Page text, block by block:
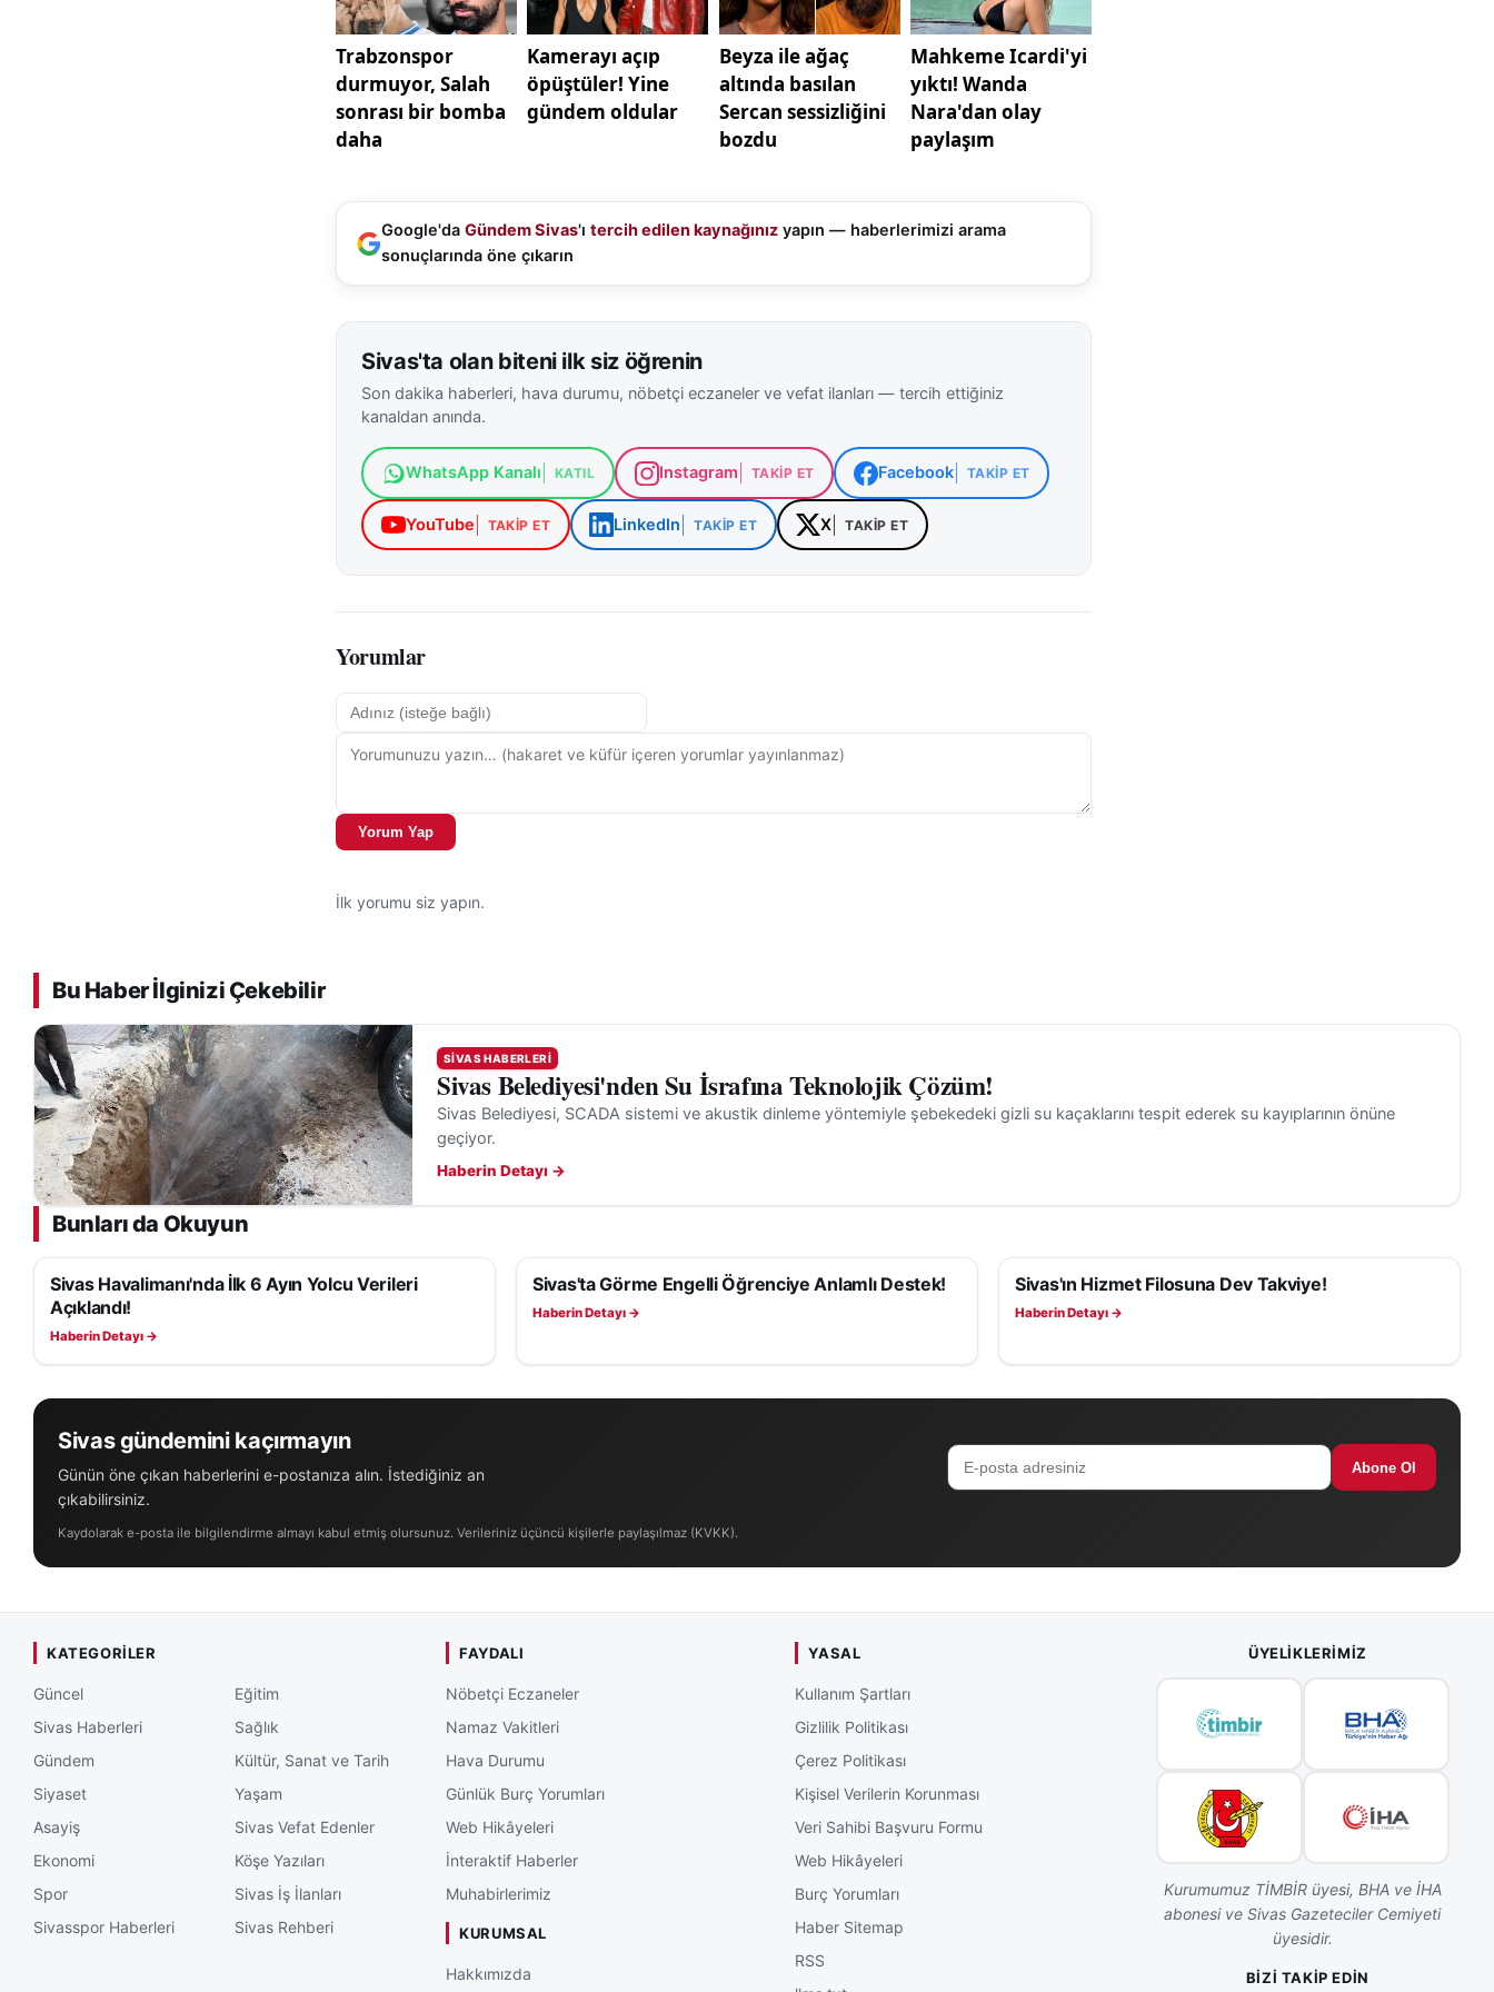
aktarmayı ve tarih bilincini güçlendirmeyi hedefliyor. Bu yönüyle “Karargâh Sivas”,
yalnızca bir anma filmi değil, aynı zamanda bir eğitim aracı olarak da öne çıkıyor.
Google'da Gündem Sivas'ı tercih edilen kaynağınız yapın — haberlerimizi arama
sonuçlarında öne çıkarın
Sivas'ta olan biteni ilk siz öğrenin
Son dakika haberleri, hava durumu, nöbetçi eczaneler ve vefat ilanları — tercih ettiğiniz
kanaldan anında.
WhatsApp Kanalı KATIL Instagram TAKIP ET Facebook TAKIP ET
YouTube TAKIP ET LinkedIn TAKIP ET X TAKIP ET
Yorumlar
Yorum Yap
İlk yorumu siz yapın.
Bu Haber İlginizi Çekebilir
SIVAS HABERLERI
Sivas Belediyesi'nden Su İsrafına Teknolojik Çözüm!
Sivas Belediyesi, SCADA sistemi ve akustik dinleme yöntemiyle şebekedeki gizli su kaçaklarını tespit ederek su kayıplarının önüne
geçiyor.
Haberin Detayı →
Bunları da Okuyun
SIVAS HABERLERI
Sivas Havalimanı'nda İlk 6 Ayın Yolcu Verileri
Açıklandı!
Haberin Detayı →
SIVAS HABERLERI
Sivas'ta Görme Engelli Öğrenciye Anlamlı Destek!
Haberin Detayı →
SIVAS HABERLERI
Sivas'ın Hizmet Filosuna Dev Takviye!
Haberin Detayı →
Sivas gündemini kaçırmayın
Günün öne çıkan haberlerini e-postanıza alın. İstediğiniz an
çıkabilirsiniz.
Abone Ol
Kaydolarak e-posta ile bilgilendirme almayı kabul etmiş olursunuz. Verileriniz üçüncü kişilerle paylaşılmaz (KVKK).
KATEGORILER
Güncel
Sivas Haberleri
Gündem
Siyaset
Asayiş
Ekonomi
Spor
Sivasspor Haberleri
Eğitim
Sağlık
Kültür, Sanat ve Tarih
Yaşam
Sivas Vefat Edenler
Köşe Yazıları
Sivas İş İlanları
Sivas Rehberi
FAYDALI
Nöbetçi Eczaneler
Namaz Vakitleri
Hava Durumu
Günlük Burç Yorumları
Web Hikâyeleri
İnteraktif Haberler
Muhabirlerimiz
KURUMSAL
Hakkımızda
YASAL
Kullanım Şartları
Gizlilik Politikası
Çerez Politikası
Kişisel Verilerin Korunması
Veri Sahibi Başvuru Formu
Web Hikâyeleri
Burç Yorumları
Haber Sitemap
RSS
ÜYELIKLERIMIZ
Kurumumuz TİMBİR üyesi, BHA ve İHA
abonesi ve Sivas Gazeteciler Cemiyeti
üyesidir.
BIZI TAKIP EDIN